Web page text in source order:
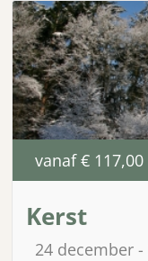
vanaf € 117,00
Kerst
24 december